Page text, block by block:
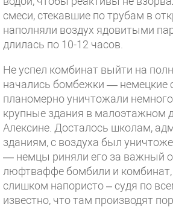
смеси, стекавшие по трубам в
наполняли воздух ядовитыми
длилась по 10-12 часов.
Не успел комбинат выйти на
начались бомбежки — немецкие
планомерно уничтожали
крупные здания в малоэтажном
Алексине. Досталось школам,
зданиям, с воздуха был
— немцы риняли его за важный
люфтваффе бомбили и комбинат,
слишком напористо – судя по
известно, что там производят